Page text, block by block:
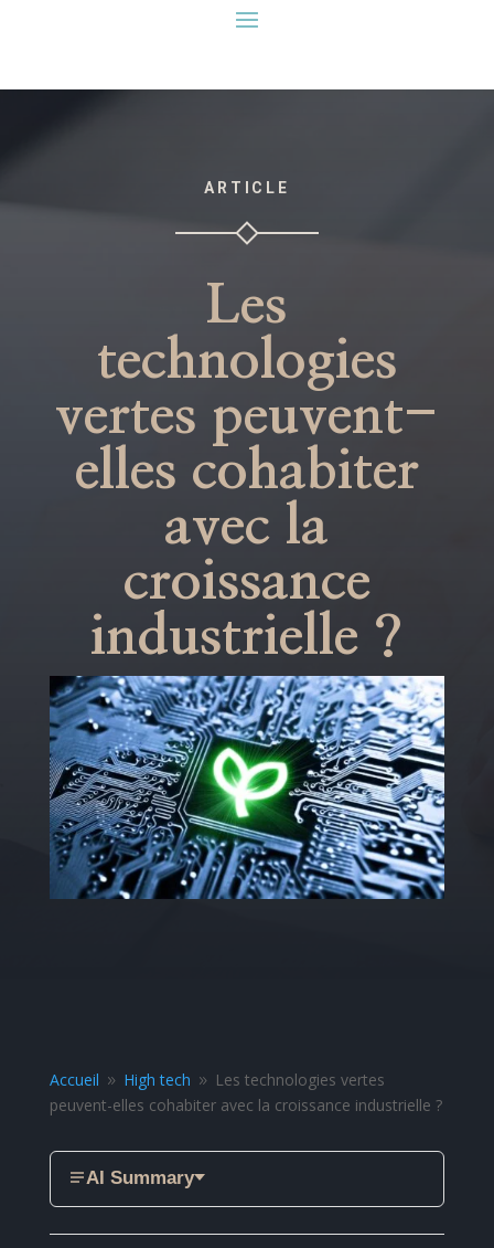
ARTICLE
Les
technologies
vertes peuvent-
elles cohabiter
avec la
croissance
industrielle ?
Accueil 9 High tech 9
Les technologies vertes
peuvent-elles cohabiter avec la croissance industrielle ?
AI Summary